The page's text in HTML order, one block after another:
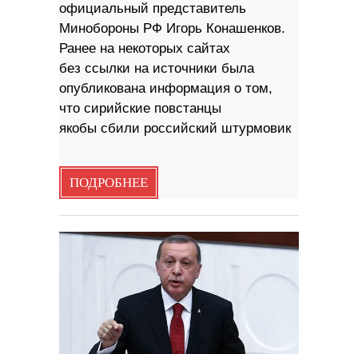
официальный представитель
Минобороны РФ Игорь Конашенков.
Ранее на некоторых сайтах
без ссылки на источники была
опубликована информация о том,
что сирийские повстанцы
якобы сбили российский штурмовик
ПОДРОБНЕЕ